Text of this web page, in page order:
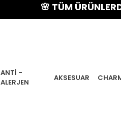
🌸 TÜM ÜRÜNLERDE
ANTI -
ALERJEN
AKSESUAR